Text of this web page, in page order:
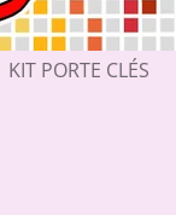
KIT PORTE CLÉS